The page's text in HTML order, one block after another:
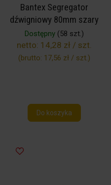
Bantex Segregator
dźwigniowy 80mm szary
Dostępny(58 szt.)
netto: 14,28 zł / szt.
(brutto: 17,56 zł / szt.)
Do koszyka